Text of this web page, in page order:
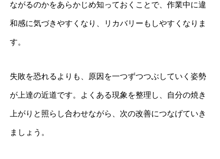
ながるのかをあらかじめ知っておくことで、作業中に違
和感に気づきやすくなり、リカバリーもしやすくなりま
す。
失敗を恐れるよりも、原因を一つずつつぶしていく姿勢
が上達の近道です。よくある現象を整理し、自分の焼き
上がりと照らし合わせながら、次の改善につなげていき
ましょう。